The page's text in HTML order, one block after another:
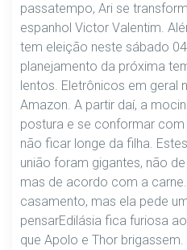
passatempo, Ari se
espanhol Victor Valentim.
tem eleição neste sábado
planejamento da próxima
lentos. Eletrônicos em geral
Amazon. A partir daí, a
postura e se conformar com
não ficar longe da filha.
união foram gigantes, não
mas de acordo com a
casamento, mas ela pede
pensarEdilásia fica furiosa
que Apolo e Thor